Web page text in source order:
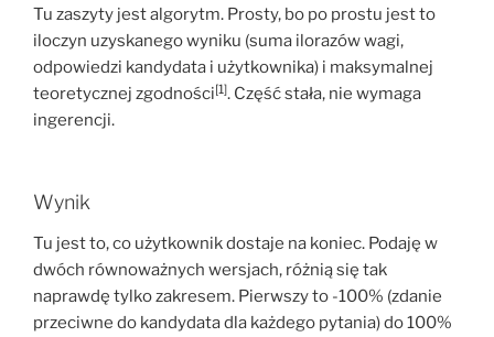
Tu zaszyty jest algorytm. Prosty, bo po prostu jest to
iloczyn uzyskanego wyniku (suma ilorazów wagi,
odpowiedzi kandydata i użytkownika) i maksymalnej
teoretycznej zgodności[1]. Część stała, nie wymaga
ingerencji.
Wynik
Tu jest to, co użytkownik dostaje na koniec. Podaję w
dwóch równoważnych wersjach, różnią się tak
naprawdę tylko zakresem. Pierwszy to -100% (zdanie
przeciwne do kandydata dla każdego pytania) do 100%